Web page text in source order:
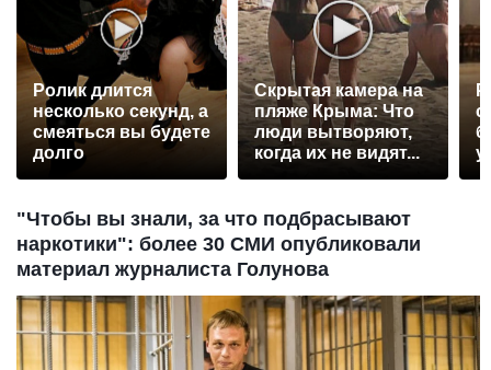
Ролик длится
несколько секунд, а
смеяться вы будете
долго
Скрытая камера на
пляже Крыма: Что
люди вытворяют,
когда их не видят...
"Чтобы вы знали, за что подбрасывают
наркотики": более 30 СМИ опубликовали
материал журналиста Голунова